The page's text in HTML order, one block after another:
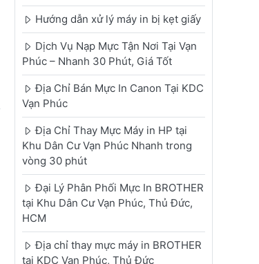
Hướng dẫn xử lý máy in bị kẹt giấy
Dịch Vụ Nạp Mực Tận Nơi Tại Vạn
Phúc – Nhanh 30 Phút, Giá Tốt
Địa Chỉ Bán Mực In Canon Tại KDC
Vạn Phúc
Địa Chỉ Thay Mực Máy in HP tại
Khu Dân Cư Vạn Phúc Nhanh trong
vòng 30 phút
Đại Lý Phân Phối Mực In BROTHER
tại Khu Dân Cư Vạn Phúc, Thủ Đức,
HCM
Địa chỉ thay mực máy in BROTHER
tại KDC Vạn Phúc, Thủ Đức